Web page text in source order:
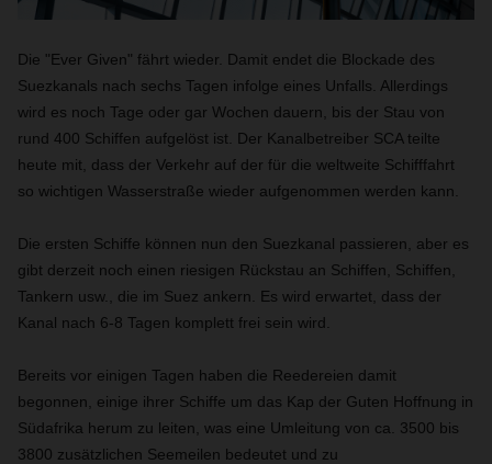
Die "Ever Given" fährt wieder. Damit endet die Blockade des
Suezkanals nach sechs Tagen infolge eines Unfalls. Allerdings
wird es noch Tage oder gar Wochen dauern, bis der Stau von
rund 400 Schiffen aufgelöst ist. Der Kanalbetreiber SCA teilte
heute mit, dass der Verkehr auf der für die weltweite Schifffahrt
so wichtigen Wasserstraße wieder aufgenommen werden kann.
Die ersten Schiffe können nun den Suezkanal passieren, aber es
gibt derzeit noch einen riesigen Rückstau an Schiffen, Schiffen,
Tankern usw., die im Suez ankern. Es wird erwartet, dass der
Kanal nach 6-8 Tagen komplett frei sein wird.
Bereits vor einigen Tagen haben die Reedereien damit
begonnen, einige ihrer Schiffe um das Kap der Guten Hoffnung in
Südafrika herum zu leiten, was eine Umleitung von ca. 3500 bis
3800 zusätzlichen Seemeilen bedeutet und zu